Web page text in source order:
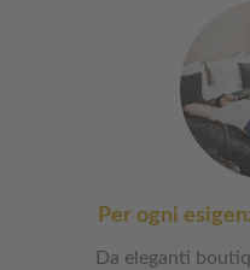
Per ogni
Da eleganti